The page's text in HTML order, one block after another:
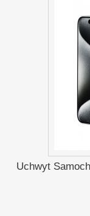
Uchwyt